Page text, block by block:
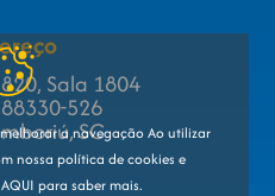
a navegação Ao utilizar
nossa política de cookies e
para saber mais.
Sala 1804
526
SC